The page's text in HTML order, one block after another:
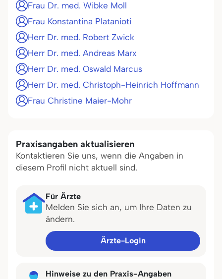
Frau Dr. med. Wibke Moll
Frau Konstantina Platanioti
Herr Dr. med. Robert Zwick
Herr Dr. med. Andreas Marx
Herr Dr. med. Oswald Marcus
Herr Dr. med. Christoph-Heinrich Hoffmann
Frau Christine Maier-Mohr
Praxisangaben aktualisieren
Kontaktieren Sie uns, wenn die Angaben in
diesem Profil nicht aktuell sind.
Für Ärzte
Melden Sie sich an, um Ihre Daten zu
ändern.
Ärzte-Login
Hinweise zu den Praxis-Angaben